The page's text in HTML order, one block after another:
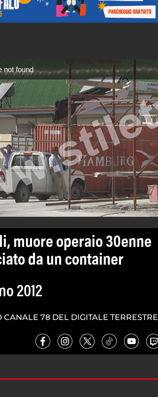
not found
muore operaio 30enne
da un container
2012
CANALE 78 DEL DIGITALE TERRESTRE